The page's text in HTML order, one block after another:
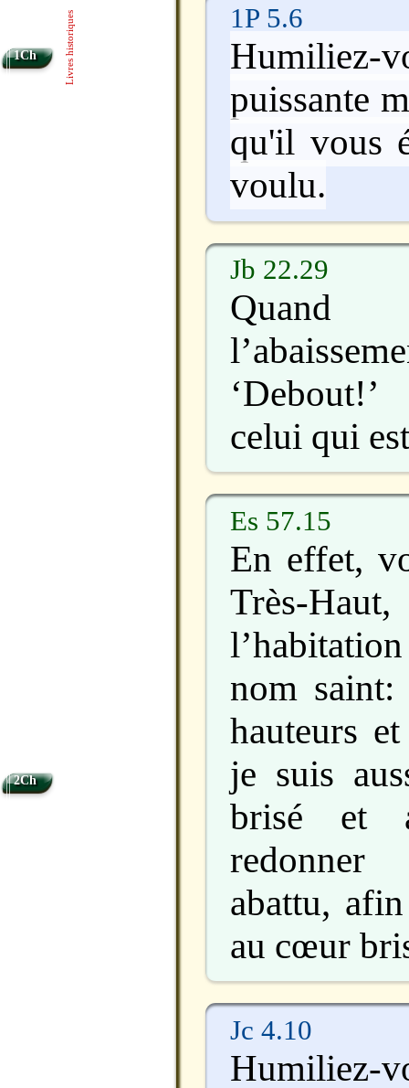
1P 5.6
Humiliez-
puissante
qu'il vous
voulu.
Jb 22.29
celui qui
Es 57.15
En effet,
Très-
nom saint:
hauteurs
je suis
brisé et
abattu,
au cœur
Jc 4.10
1Ch
2Ch
Livres historiques